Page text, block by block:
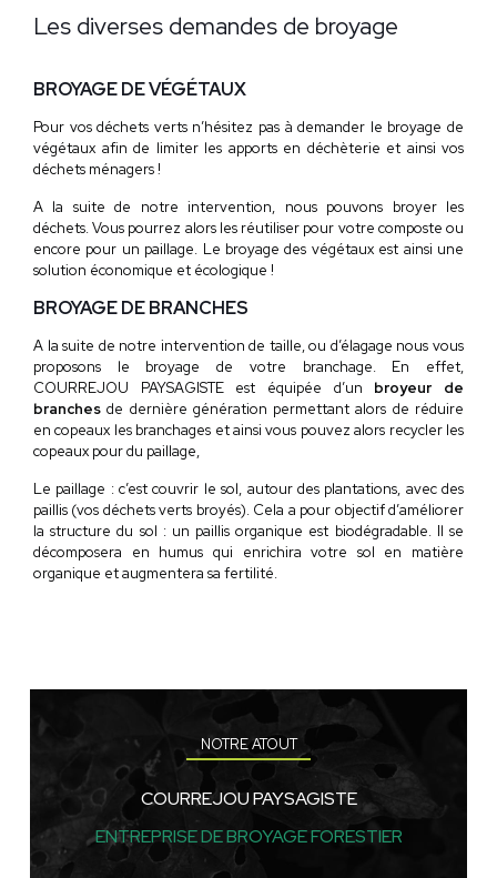
Les diverses demandes de broyage
BROYAGE DE VÉGÉTAUX
Pour vos déchets verts n’hésitez pas à demander le broyage de
végétaux afin de limiter les apports en déchèterie et ainsi vos
déchets ménagers !
A la suite de notre intervention, nous pouvons broyer les
déchets. Vous pourrez alors les réutiliser pour votre composte ou
encore pour un paillage. Le broyage des végétaux est ainsi une
solution économique et écologique !
BROYAGE DE BRANCHES
A la suite de notre intervention de taille, ou d’élagage nous vous
proposons le broyage de votre branchage. En effet,
COURREJOU PAYSAGISTE est équipée d’un broyeur de
branches de dernière génération permettant alors de réduire
en copeaux les branchages et ainsi vous pouvez alors recycler les
copeaux pour du paillage,
Le paillage : c’est couvrir le sol, autour des plantations, avec des
paillis (vos déchets verts broyés).Cela a pour objectifd’améliorer
la structure du sol : un paillis organique est biodégradable. Il se
décomposera en humus qui enrichira votre sol en matière
organique et augmentera sa fertilité.
NOTRE ATOUT
COURREJOU PAYSAGISTE
ENTREPRISE DE BROYAGE FORESTIER